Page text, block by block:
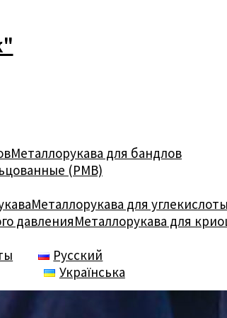
Металлорукава для бандлов
(РМВ)
Металлорукава для углекислоты
давленияМеталлорукава для
Русский
Українська